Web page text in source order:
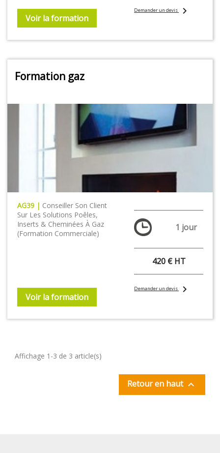
Voir la formation
Demander un devischevron_right
Formation gaz
AG39 | Conseiller Son Client
Sur Les Solutions Poêles,
Inserts & Cheminées À Gaz
(formation Commerciale)
Voir la formation
1 jour
420 € HT
Demander un devischevron_right
Affichage 1-3 de 3 article(s)
Retour en haut 